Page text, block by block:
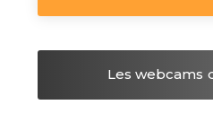
Les webcams